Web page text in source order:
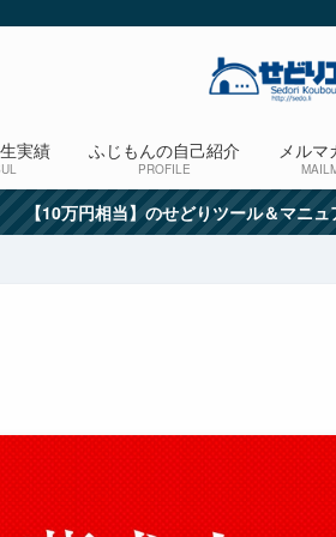
実績 ふじもんの自己紹介
PROFILE
メルマ
【10万円相当】のせどりツール＆マニ